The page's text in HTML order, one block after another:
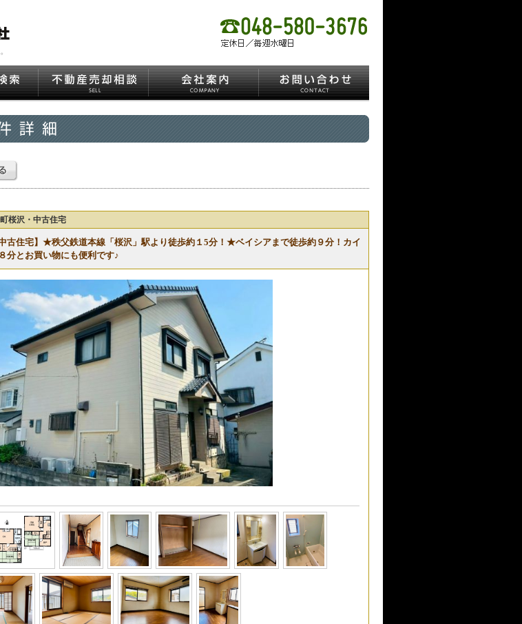
桜沢・中古住宅
古住宅】★秩父鉄道本線「桜沢」駅より徒歩約１5分！★ベイシアまで徒歩約９分！カイ
分とお買い物にも便利です♪